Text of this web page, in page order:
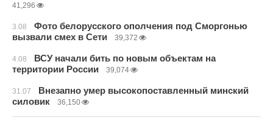
41,296
3.08
Фото белорусского ополчения под Сморгонью
вызвали смех в Сети
39,372
4.08
ВСУ начали бить по новым объектам на
территории России
39,074
31.07
Внезапно умер высокопоставленный минский
силовик
36,150